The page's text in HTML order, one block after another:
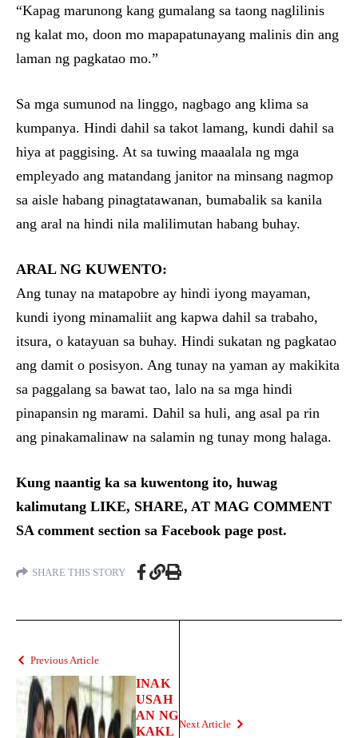
“Kapag marunong kang gumalang sa taong naglilinis
ng kalat mo, doon mo mapapatunayang malinis din ang
laman ng pagkatao mo.”
Sa mga sumunod na linggo, nagbago ang klima sa
kumpanya. Hindi dahil sa takot lamang, kundi dahil sa
hiya at paggising. At sa tuwing maaalala ng mga
empleyado ang matandang janitor na minsang nagmop
sa aisle habang pinagtatawanan, bumabalik sa kanila
ang aral na hindi nila malilimutan habang buhay.
ARAL NG KUWENTO:
Ang tunay na matapobre ay hindi iyong mayaman,
kundi iyong minamaliit ang kapwa dahil sa trabaho,
itsura, o katayuan sa buhay. Hindi sukatan ng pagkatao
ang damit o posisyon. Ang tunay na yaman ay makikita
sa paggalang sa bawat tao, lalo na sa mga hindi
pinapansin ng marami. Dahil sa huli, ang asal pa rin
ang pinakamalinaw na salamin ng tunay mong halaga.
Kung naantig ka sa kuwentong ito, huwag
kalimutang LIKE, SHARE, AT MAG COMMENT
SA comment section sa Facebook page post.
SHARE THIS STORY
Previous Article
INAK
USAH
AN NG
KAKL
Next Article